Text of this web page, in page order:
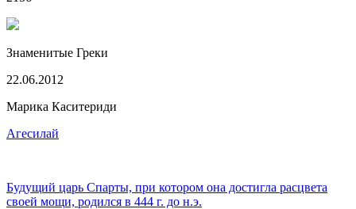
Знаменитые Греки
22.06.2012
Марика Каситериди
Агесилай
Будущий царь Спарты, при котором она достигла расцвета
своей мощи, родился в 444 г. до н.э.